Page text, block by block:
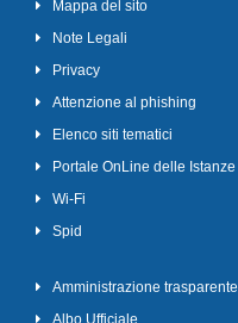
Mappa del sito
Note Legali
Privacy
Attenzione al phishing
Elenco siti tematici
Portale OnLine delle Istanze
Wi-Fi
Spid
Amministrazione trasparente